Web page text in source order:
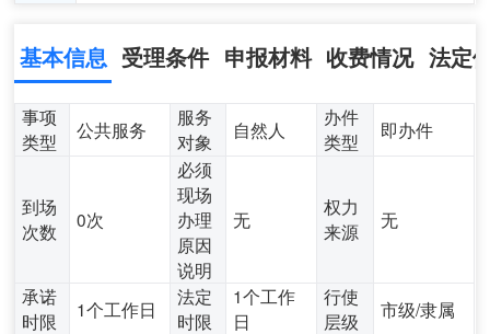
基本信息 受理条件 申报材料 收费情况 法定
事项
类型
公共服务
服务
对象
自然人
办件
类型
即办件
到场
次数
0次
必须
现场
办理
原因
说明
无
权力
来源
无
承诺
时限
1个工作日
法定
时限
1个工作
日
行使
层级
市级/隶属